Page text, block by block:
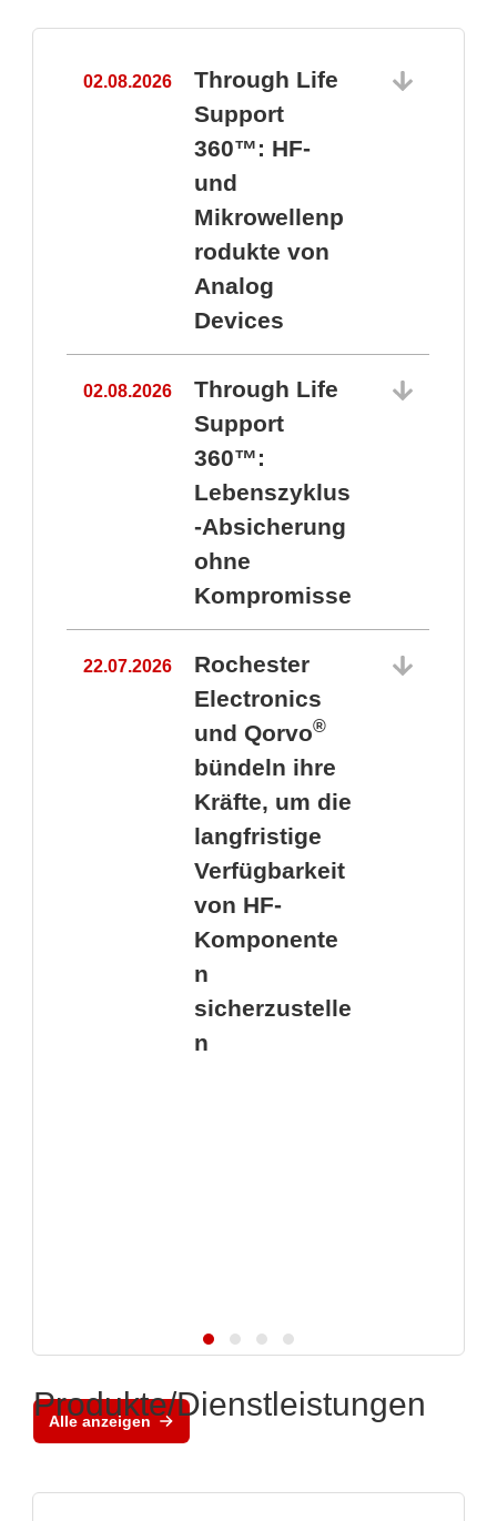
02.08.2026
Through Life
Support
360™: HF-
und
Mikrowellenp
rodukte von
Analog
Devices
02.08.2026
Through Life
Support
360™:
Lebenszyklus
-Absicherung
ohne
Kompromisse
22.07.2026
Rochester
Electronics
und Qorvo®
bündeln ihre
Kräfte, um die
langfristige
Verfügbarkeit
von HF-
Komponente
n
sicherzustelle
n
Alle anzeigen
Produkte/Dienstleistungen